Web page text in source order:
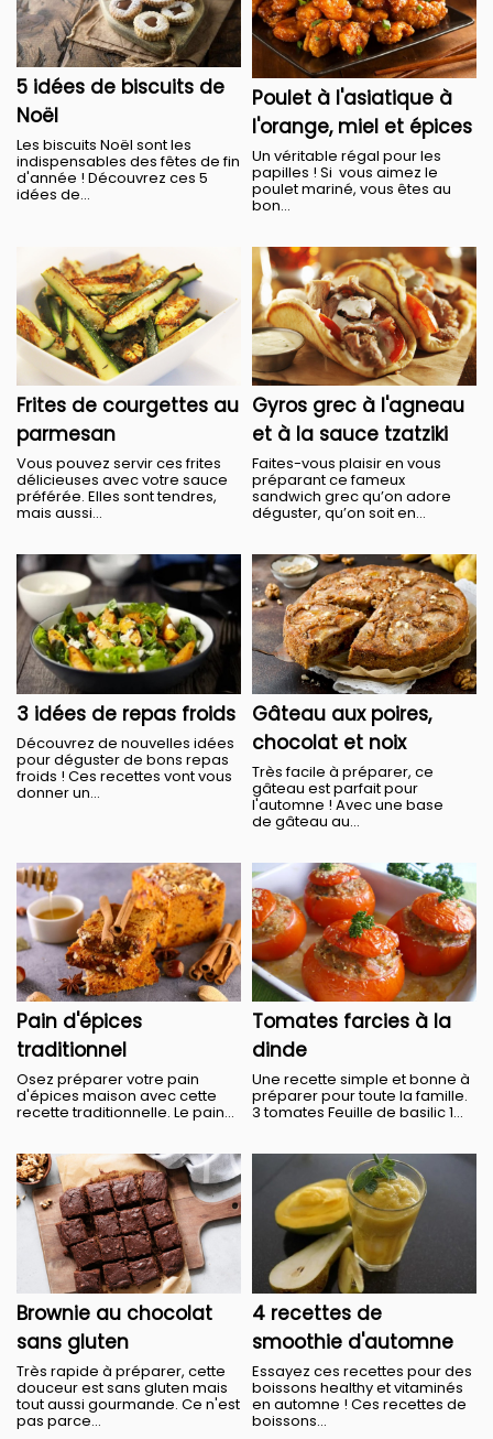
5 idées de biscuits de
Noël
Les biscuits Noël sont les
indispensables des fêtes de fin
d'année ! Découvrez ces 5
idées de...
Poulet à l'asiatique à
l'orange, miel et épices
Un véritable régal pour les
papilles ! Si vous aimez le
poulet mariné, vous êtes au
bon...
Frites de courgettes au
parmesan
Vous pouvez servir ces frites
délicieuses avec votre sauce
préférée. Elles sont tendres,
mais aussi...
Gyros grec à l'agneau
et à la sauce tzatziki
Faites-vous plaisir en vous
préparant ce fameux
sandwich grec qu’on adore
déguster, qu’on soit en...
3 idées de repas froids
Découvrez de nouvelles idées
pour déguster de bons repas
froids ! Ces recettes vont vous
donner un...
Gâteau aux poires,
chocolat et noix
Très facile à préparer, ce
gâteau est parfait pour
l'automne ! Avec une base
de gâteau au...
Pain d'épices
traditionnel
Osez préparer votre pain
d'épices maison avec cette
recette traditionnelle. Le pain...
Tomates farcies à la
dinde
Une recette simple et bonne à
préparer pour toute la famille.
3 tomates Feuille de basilic 1...
Brownie au chocolat
sans gluten
Très rapide à préparer, cette
douceur est sans gluten mais
tout aussi gourmande. Ce n'est
pas parce...
4 recettes de
smoothie d'automne
Essayez ces recettes pour des
boissons healthy et vitaminés
en automne ! Ces recettes de
boissons...